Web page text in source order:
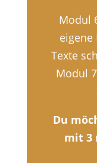
Modul
eigene
Texte
Modul
Du
mit 3